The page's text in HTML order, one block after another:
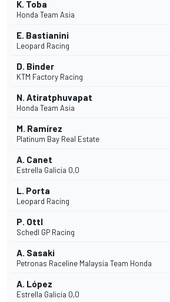
K. Toba
Honda Team Asia
E. Bastianini
Leopard Racing
D. Binder
KTM Factory Racing
N. Atiratphuvapat
Honda Team Asia
M. Ramírez
Platinum Bay Real Estate
A. Canet
Estrella Galicia 0,0
L. Porta
Leopard Racing
P. Ottl
Schedl GP Racing
A. Sasaki
Petronas Raceline Malaysia Team Honda
A. López
Estrella Galicia 0,0